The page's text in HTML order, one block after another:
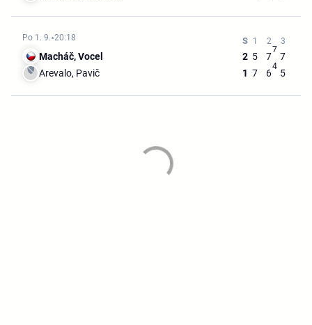
Po 1. 9. 20:18
Macháč, Vocel 2 5 7
7
7
Arevalo, Pavič
1 7 6
4
5